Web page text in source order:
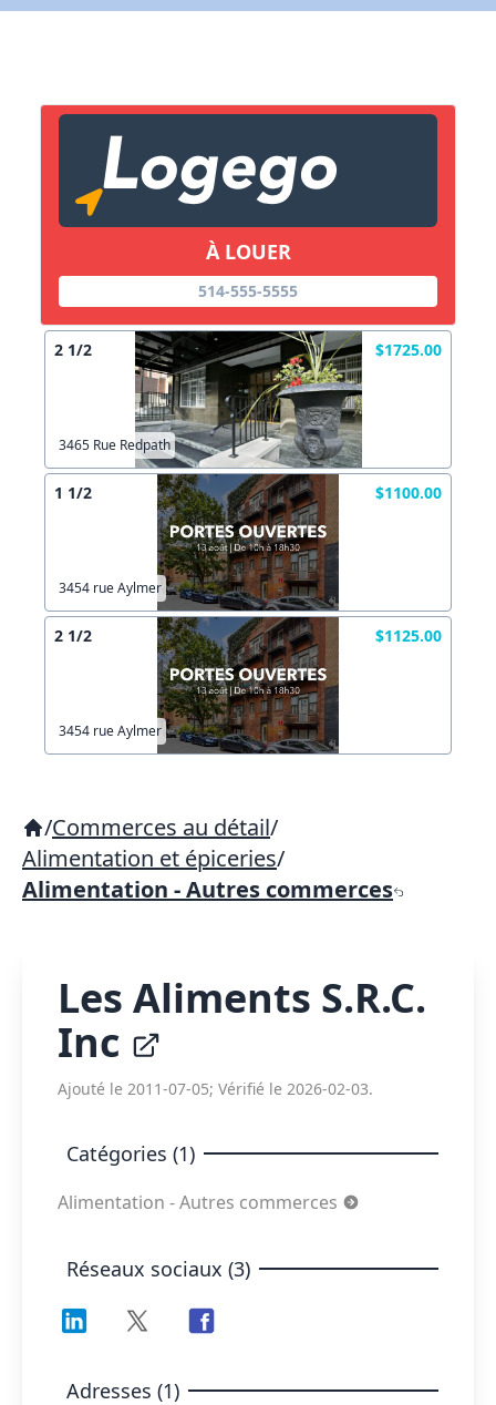
À LOUER
514-555-5555
2 1/2 $1725.00
3465 Rue Redpath
1 1/2 $1100.00
3454 rue Aylmer
2 1/2 $1125.00
3454 rue Aylmer
/Commerces au détail/
Alimentation et épiceries/
Alimentation - Autres commerces
Les Aliments S.R.C.
Inc
Ajouté le 2011-07-05; Vérifié le 2026-02-03.
Catégories (1)
Alimentation - Autres commerces
Réseaux sociaux (3)
Adresses (1)
Lien vers inscription (sera inclus dans courriel)
Copier lien
X Fermer Envoyez